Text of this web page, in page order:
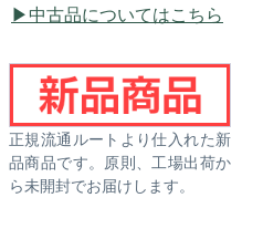
中古品についてはこちら
正規流通ルートより仕入れた新
品商品です。原則、工場出荷か
ら未開封でお届けします。